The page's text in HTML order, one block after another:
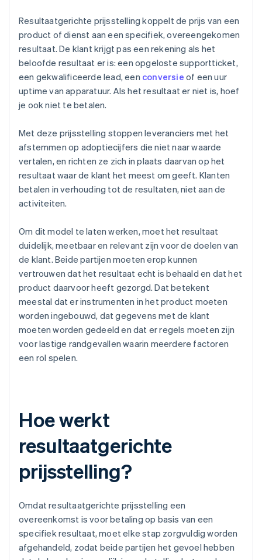
Resultaatgerichte prijsstelling koppelt de prijs van een
product of dienst aan een specifiek, overeengekomen
resultaat. De klant krijgt pas een rekening als het
beloofde resultaat er is: een opgeloste supportticket,
een gekwalificeerde lead, een conversie of een uur
uptime van apparatuur. Als het resultaat er niet is, hoef
je ook niet te betalen.
Met deze prijsstelling stoppen leveranciers met het
afstemmen op adoptiecijfers die niet naar waarde
vertalen, en richten ze zich in plaats daarvan op het
resultaat waar de klant het meest om geeft. Klanten
betalen in verhouding tot de resultaten, niet aan de
activiteiten.
Om dit model te laten werken, moet het resultaat
duidelijk, meetbaar en relevant zijn voor de doelen van
de klant. Beide partijen moeten erop kunnen
vertrouwen dat het resultaat echt is behaald en dat het
product daarvoor heeft gezorgd. Dat betekent
meestal dat er instrumenten in het product moeten
worden ingebouwd, dat gegevens met de klant
moeten worden gedeeld en dat er regels moeten zijn
voor lastige randgevallen waarin meerdere factoren
een rol spelen.
Hoe werkt
resultaatgerichte
prijsstelling?
Omdat resultaatgerichte prijsstelling een
overeenkomst is voor betaling op basis van een
specifiek resultaat, moet elke stap zorgvuldig worden
afgehandeld, zodat beide partijen het gevoel hebben